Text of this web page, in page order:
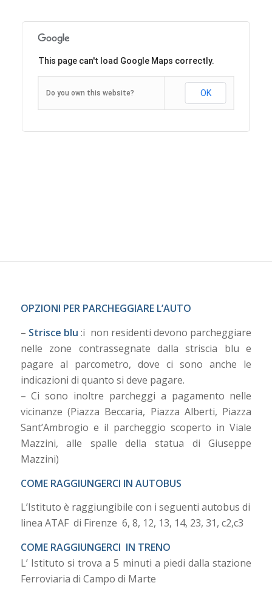
This page can't load Google Maps correctly.
Do you own this website? OK
OPZIONI PER PARCHEGGIARE L’AUTO
– Strisce blu :i non residenti devono parcheggiare
nelle zone contrassegnate dalla striscia blu e
pagare al parcometro, dove ci sono anche le
indicazioni di quanto si deve pagare.
– Ci sono inoltre parcheggi a pagamento nelle
vicinanze (Piazza Beccaria, Piazza Alberti, Piazza
Sant’Ambrogio e il parcheggio scoperto in Viale
Mazzini, alle spalle della statua di Giuseppe
Mazzini)
COME RAGGIUNGERCI IN AUTOBUS
L’Istituto è raggiungibile con i seguenti autobus di
linea ATAF di Firenze 6, 8, 12, 13, 14, 23, 31, c2,c3
COME RAGGIUNGERCI IN TRENO
L’ Istituto si trova a 5 minuti a piedi dalla stazione
Ferroviaria di Campo di Marte